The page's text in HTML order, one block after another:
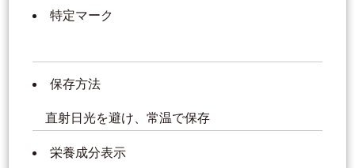
特定マーク
保存方法
直射日光を避け、常温で保存
栄養成分表示